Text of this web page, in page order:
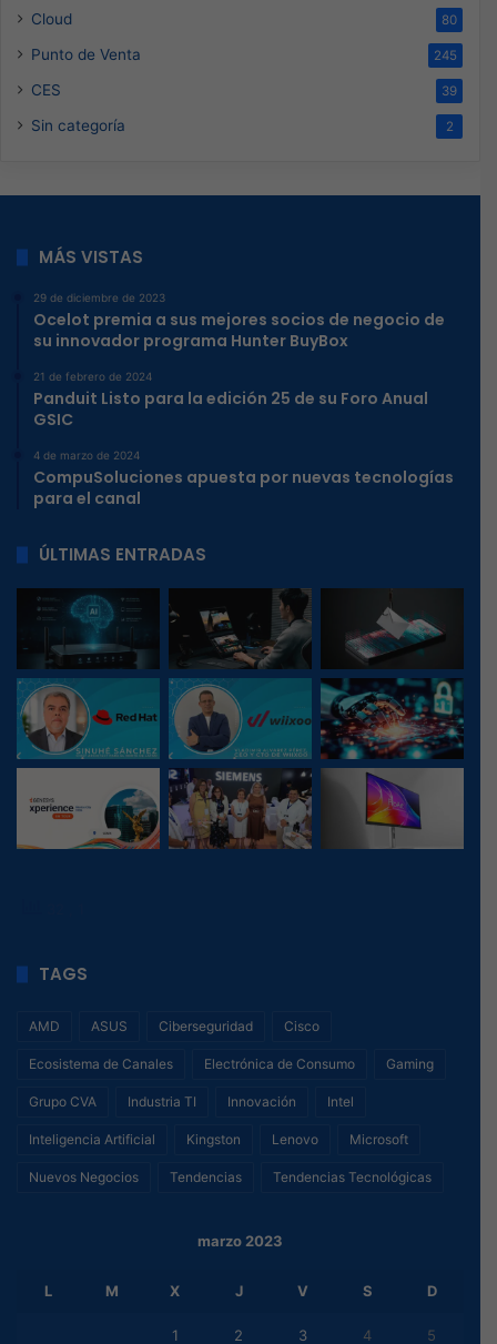
Cloud 80
Punto de Venta 245
CES 39
Sin categoría 2
MÁS VISTAS
29 de diciembre de 2023
Ocelot premia a sus mejores socios de negocio de
su innovador programa Hunter BuyBox
21 de febrero de 2024
Panduit Listo para la edición 25 de su Foro Anual
GSIC
4 de marzo de 2024
CompuSoluciones apuesta por nuevas tecnologías
para el canal
ÚLTIMAS ENTRADAS
TAGS
AMD ASUS Ciberseguridad Cisco
Ecosistema de Canales Electrónica de Consumo Gaming
Grupo CVA Industria TI Innovación Intel
Inteligencia Artificial Kingston Lenovo Microsoft
Nuevos Negocios Tendencias Tendencias Tecnológicas
marzo 2023
L M X J V S D
1 2 3 4 5